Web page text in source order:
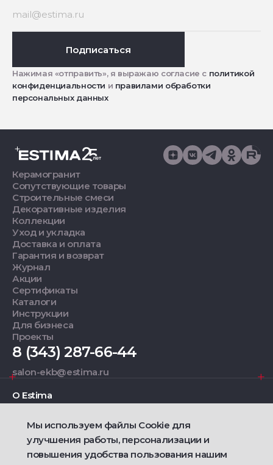
Подписаться
Нажимая «отправить», я выражаю согласие с политикой
конфиденциальности и правилами обработки
персональных данных
Керамогранит
Сопутствующие товары
Строительные смеси
Декоративные изделия
Коллекции
Уход и укладка
Доставка и оплата
Гарантия и возврат
Журнал
Акции
Сертификаты
Каталоги
Инструкции
Для бизнеса
Проекты
8 (343) 287-66-44
salon-ekb@estima.ru
О Estima
Дизайнерам
Мы используем файлы Cookie для
улучшения работы, персонализации и
повышения удобства пользования нашим